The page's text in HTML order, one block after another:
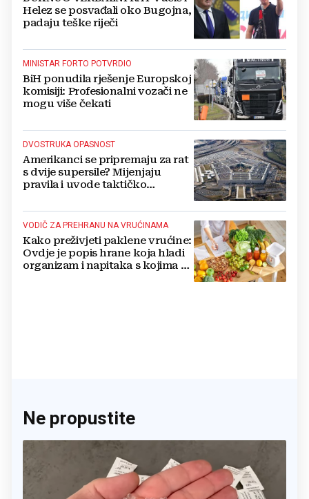
Helez se posvađali oko Bugojna,
padaju teške riječi
MINISTAR FORTO POTVRDIO
BiH ponudila rješenje Europskoj
komisiji: Profesionalni vozači ne
mogu više čekati
DVOSTRUKA OPASNOST
Amerikanci se pripremaju za rat
s dvije supersile? Mijenjaju
pravila i uvode taktičko
VODIČ ZA PREHRANU NA VRUĆINAMA
Kako preživjeti paklene vrućine:
Ovdje je popis hrane koja hladi
organizam i napitaka s kojima si
Ne propustite